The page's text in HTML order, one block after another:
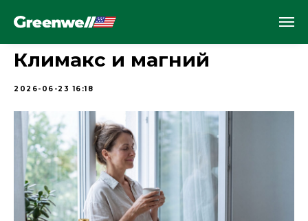
Климакс и магний
2026-06-23 16:18